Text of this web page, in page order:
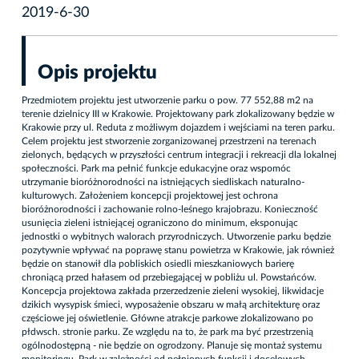
2019-6-30
Opis projektu
Przedmiotem projektu jest utworzenie parku o pow. 77 552,88 m2 na
terenie dzielnicy III w Krakowie. Projektowany park zlokalizowany będzie w
Krakowie przy ul. Reduta z możliwym dojazdem i wejściami na teren parku.
Celem projektu jest stworzenie zorganizowanej przestrzeni na terenach
zielonych, będących w przyszłości centrum integracji i rekreacji dla lokalnej
społeczności. Park ma pełnić funkcje edukacyjne oraz wspomóc
utrzymanie bioróżnorodności na istniejących siedliskach naturalno-
kulturowych. Założeniem koncepcji projektowej jest ochrona
bioróżnorodności i zachowanie rolno-leśnego krajobrazu. Konieczność
usunięcia zieleni istniejącej ograniczono do minimum, eksponując
jednostki o wybitnych walorach przyrodniczych. Utworzenie parku będzie
pozytywnie wpływać na poprawę stanu powietrza w Krakowie, jak również
będzie on stanowił dla pobliskich osiedli mieszkaniowych barierę
chroniącą przed hałasem od przebiegającej w pobliżu ul. Powstańców.
Koncepcja projektowa zakłada przerzedzenie zieleni wysokiej, likwidacje
dzikich wysypisk śmieci, wyposażenie obszaru w małą architekturę oraz
częściowe jej oświetlenie. Główne atrakcje parkowe zlokalizowano po
płdwsch. stronie parku. Ze względu na to, że park ma być przestrzenią
ogólnodostępną - nie będzie on ogrodzony. Planuje się montaż systemu